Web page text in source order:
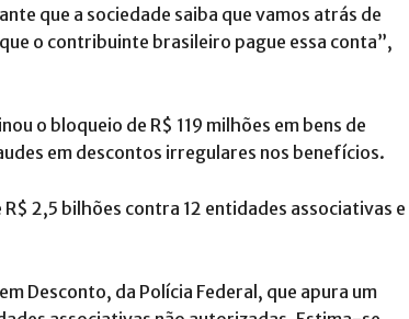
que a sociedade saiba que vamos atrás de
o contribuinte brasileiro pague essa conta”,
o bloqueio de R$ 119 milhões em bens de
em descontos irregulares nos benefícios.
2,5 bilhões contra 12 entidades associativas e
Desconto, da Polícia Federal, que apura um